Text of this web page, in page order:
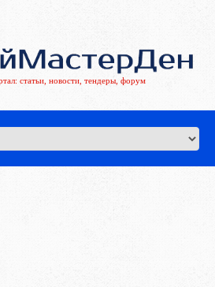
статьи, новости, тендеры, форум